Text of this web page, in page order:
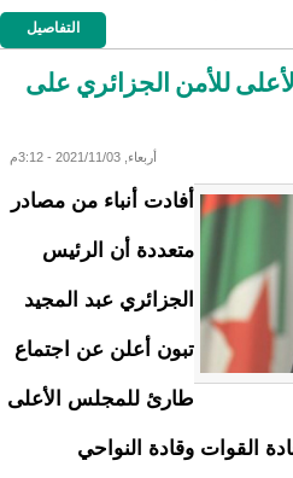
التفاصيل
للأمن الجزائري على
أربعاء, 2021/11/03 - 3:12م
أفادت أنباء من مصادر
متعددة أن الرئيس
الجزائري عبد المجيد
تبون أعلن عن اجتماع
طارئ للمجلس الأعلى
القوات وقادة النواحي